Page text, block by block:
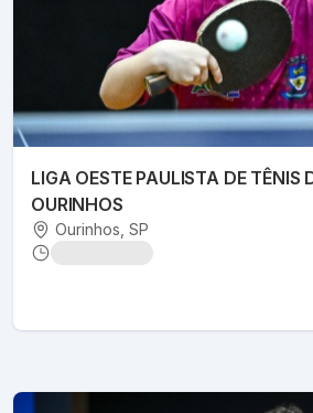
LIGA OESTE PAULISTA DE TÊNIS
OURINHOS
Ourinhos , SP